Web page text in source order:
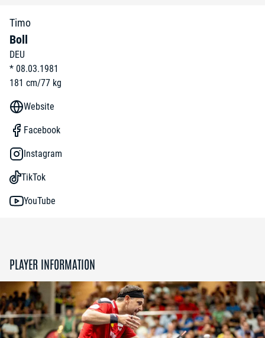
Timo
Boll
DEU
* 08.03.1981
181 cm/77 kg
Website
Facebook
Instagram
TikTok
YouTube
PLAYER INFORMATION